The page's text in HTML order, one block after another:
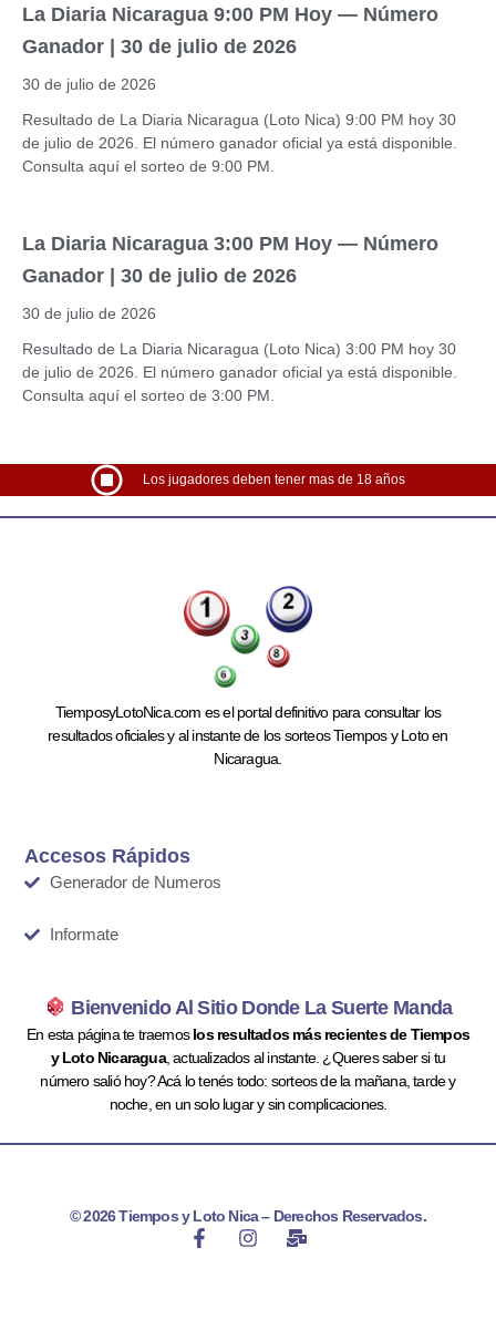
La Diaria Nicaragua 9:00 PM Hoy — Número
Ganador | 30 de julio de 2026
30 de julio de 2026
Resultado de La Diaria Nicaragua (Loto Nica) 9:00 PM hoy 30
de julio de 2026. El número ganador oficial ya está disponible.
Consulta aquí el sorteo de 9:00 PM.
La Diaria Nicaragua 3:00 PM Hoy — Número
Ganador | 30 de julio de 2026
30 de julio de 2026
Resultado de La Diaria Nicaragua (Loto Nica) 3:00 PM hoy 30
de julio de 2026. El número ganador oficial ya está disponible.
Consulta aquí el sorteo de 3:00 PM.
Los jugadores deben tener mas de 18 años
TiemposyLotoNica.com es el portal definitivo para consultar los
resultados oficiales y al instante de los sorteos Tiempos y Loto en
Nicaragua.
Accesos Rápidos
Generador de Numeros
Informate
Bienvenido Al Sitio Donde La Suerte Manda
En esta página te traemoslos resultados más recientes de Tiempos
y Loto Nicaragua, actualizados al instante. ¿Queres saber si tu
número salió hoy? Acá lo tenés todo: sorteos de la mañana, tarde y
noche, en un solo lugar y sin complicaciones.
© 2026 Tiempos y Loto Nica – Derechos Reservados.
F
I
M